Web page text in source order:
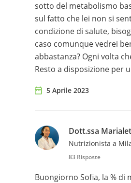
sotto del metabolismo
sul fatto che lei non si
condizione di salute,
caso comunque vedrei
abbastanza? Ogni volta
Resto a disposizione per
5 Aprile 2023
Dott.ssa
Nutrizionista a
83 Risposte
Buongiorno Sofia, la % di